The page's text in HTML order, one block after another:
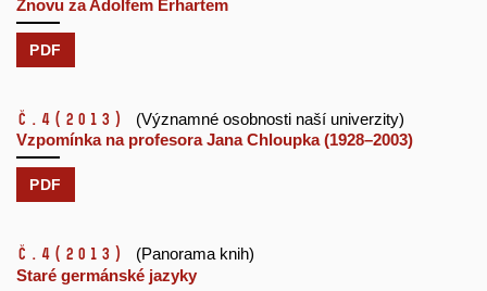
Znovu za Adolfem Erhartem
PDF
č.4 (2013)
(Významné osobnosti naší univerzity)
Vzpomínka na profesora Jana Chloupka (1928–2003)
PDF
č.4 (2013)
(Panorama knih)
Staré germánské jazyky